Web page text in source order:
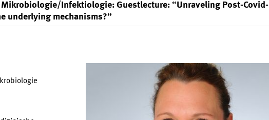
Infektiologie: Guestlecture: “Unraveling Post-Covid-
underlying mechanisms?”